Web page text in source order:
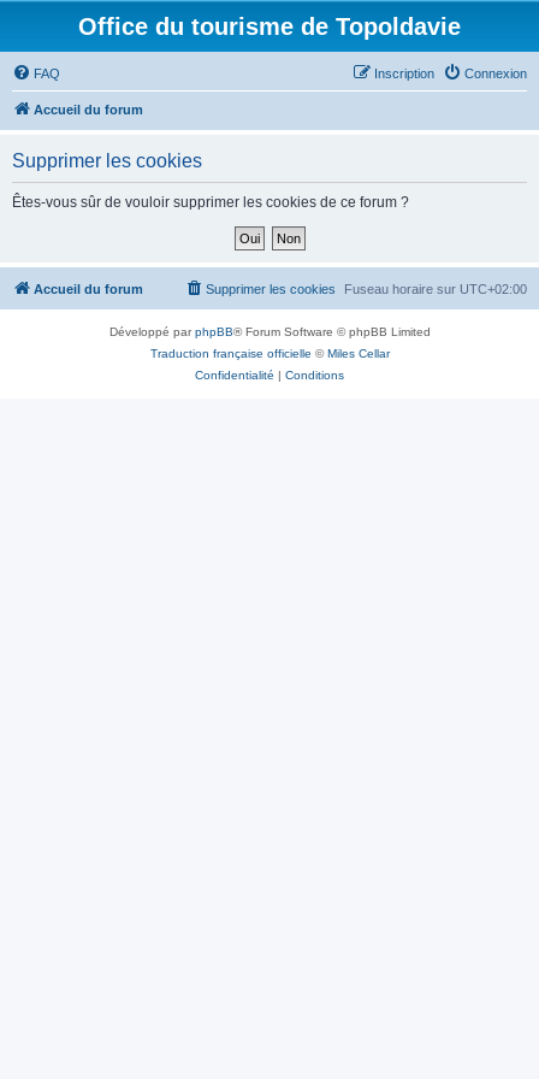
Office du tourisme de Topoldavie
FAQ Connexion
Inscription
Accueil du forum
Supprimer les cookies
Êtes-vous sûr de vouloir supprimer les cookies de ce forum ?
Accueil du forum Fuseau horaire sur UTC+02:00
Supprimer les cookies
Développé parphpBB® Forum Software © phpBB Limited
Traduction française officielle ©Miles Cellar
Confidentialité | Conditions